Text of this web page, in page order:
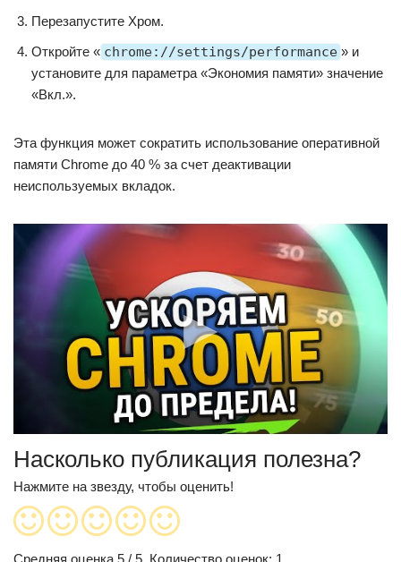
Перезапустите Хром.
Откройте « chrome://settings/performance » и
установите для параметра «Экономия памяти» значение
«Вкл.».
Эта функция может сократить использование оперативной
памяти Chrome до 40 % за счет деактивации
неиспользуемых вкладок.
Насколько публикация полезна?
Нажмите на звезду, чтобы оценить!
Средняя оценка 5 / 5. Количество оценок: 1